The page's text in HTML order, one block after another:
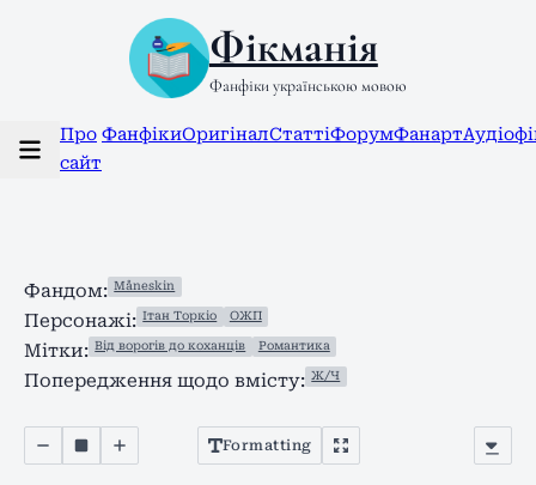
Фікманія
Фанфіки українською мовою
Про
сайт
ФанфікиОригіналСтаттіФорумФанарт
Фандом: Måneskin
Персонажі: Ітан Торкіо ОЖП
Мітки: Від ворогів до коханців Романтика
Попередження щодо вмісту: Ж/Ч
Formatting